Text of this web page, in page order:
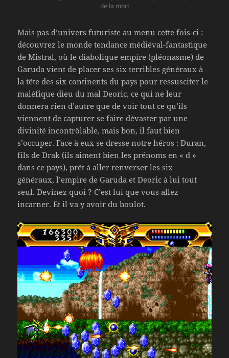
de la mort
Mais pas d’univers futuriste au menu cette fois-ci :
découvrez le monde tendance médiéval-fantastique
de Mistral, où le diabolique empire (pléonasme) de
Garuda vient de placer ses six terribles généraux à
la tête des six continents du pays pour ressusciter le
maléfique dieu du mal Deoric, ce qui ne leur
donnera rien d’autre que de voir tout ce qu’ils
viennent de capturer se faire dévaster par une
divinité incontrôlable, mais bon, il faut bien
s’occuper. Face à eux se dresse notre héros : Duran,
fils de Drak (ils aiment bien les prénoms en « d »
dans ce pays), prêt à aller renverser les six
généraux, l’empire de Garuda et Deoric à lui tout
seul. Devinez quoi ? C’est lui que vous allez
incarner. Et il va y avoir du boulot.